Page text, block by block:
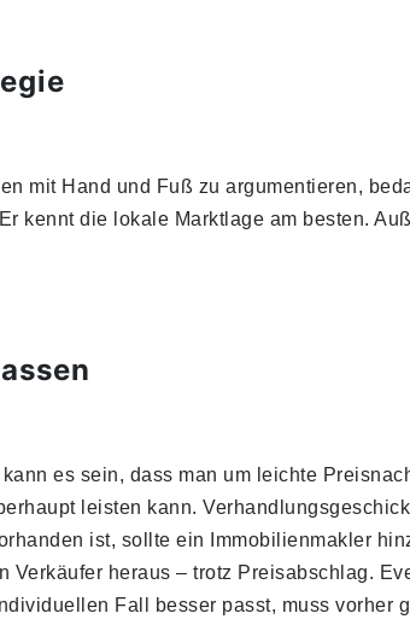
mit Hand und Fuß zu argumentieren,
kennt die lokale Marktlage am besten.
es sein, dass man um leichte
leisten kann.
ist, sollte ein Immobilienmakler
Verkäufer heraus – trotz Preisabschlag.
Fall besser passt, muss vorher